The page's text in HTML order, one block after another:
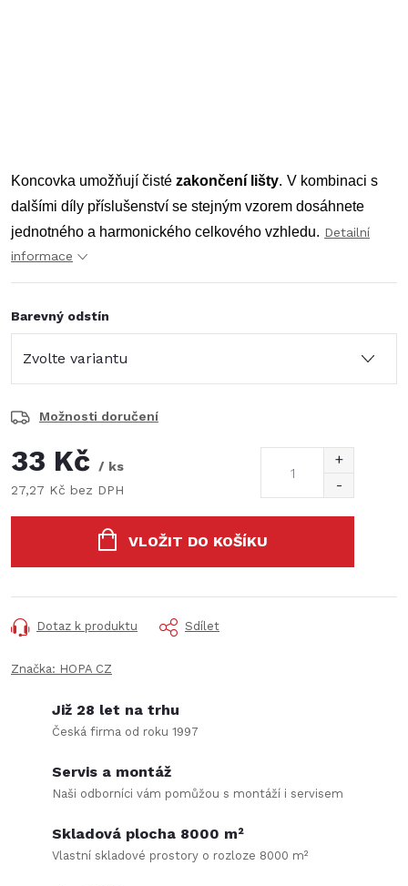
Koncovka umožňují čisté zakončení lišty. V kombinaci s
dalšími díly příslušenství se stejným vzorem dosáhnete
jednotného a harmonického celkového vzhledu. Detailní
informace
Barevný odstín
Možnosti doručení
33 Kč
/ ks
27,27 Kč bez DPH
VLOŽIT DO KOŠÍKU
Dotaz k produktu Sdílet
Značka: HOPA CZ
Již 28 let na trhu
Česká firma od roku 1997
Servis a montáž
Naši odborníci vám pomůžou s montáží i servisem
Skladová plocha 8000 m²
Vlastní skladové prostory o rozloze 8000 m²